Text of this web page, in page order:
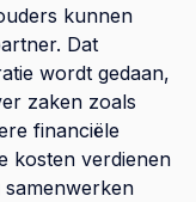
kunnen
Dat
wordt gedaan,
zaken zoals
financiële
kosten verdienen